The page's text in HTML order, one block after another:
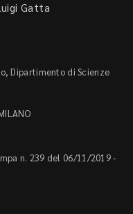
Gatta
Dipartimento di Scienze
n. 239 del 06/11/2019 -